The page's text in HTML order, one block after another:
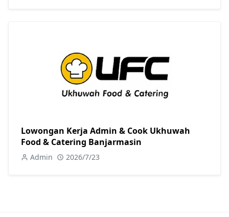
Lowongan Kerja Admin & Cook Ukhuwah
Food & Catering Banjarmasin
Admin 2026/7/23